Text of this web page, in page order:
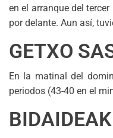
en el arranque del
por delante. Aun así,
GETXO
En la matinal del
periodos (43-40 en el